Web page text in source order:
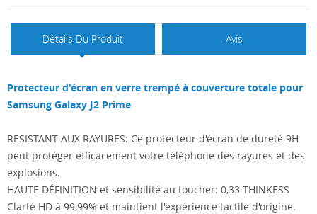
Détails Du Produit Avis
Protecteur d'écran en verre trempé à couverture totale pour
Samsung Galaxy J2 Prime
RESISTANT AUX RAYURES: Ce protecteur d'écran de dureté 9H
peut protéger efficacement votre téléphone des rayures et des
explosions.
HAUTE DÉFINITION et sensibilité au toucher: 0,33 THINKESS
Clarté HD à 99,99% et maintient l'expérience tactile d'origine.